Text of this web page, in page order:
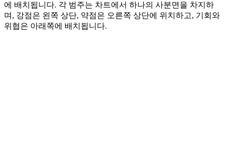
에 배치됩니다. 각 범주는 차트에서 하나의 사분면을 차지하
며, 강점은 왼쪽 상단, 약점은 오른쪽 상단에 위치하고, 기회와
위협은 아래쪽에 배치됩니다.